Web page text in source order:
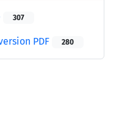
307
PDF 280